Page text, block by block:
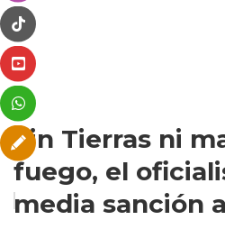
Sin Tierras ni
fuego, el
media sanción